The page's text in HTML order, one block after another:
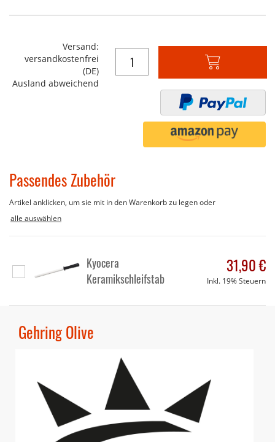
Versand:
versandkostenfrei
(DE)
Ausland abweichend
In
den
Warenkorb
Passendes Zubehör
Artikel anklicken, um sie mit in den Warenkorb zu legen oder
alle auswählen
In
Kyocera
Keramikschleifstab
31,90 €
Inkl. 19% Steuern
Gehring Olive